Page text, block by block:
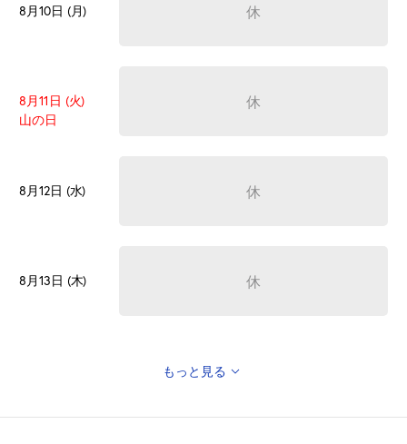
8月10日 (月) 休
8月11日 (火)
山の日
休
8月12日 (水) 休
8月13日 (木) 休
もっと見る